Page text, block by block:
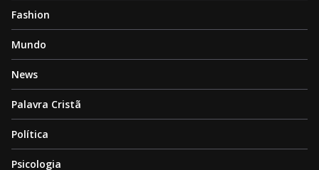
Fashion
Mundo
News
Palavra Cristã
Política
Psicologia